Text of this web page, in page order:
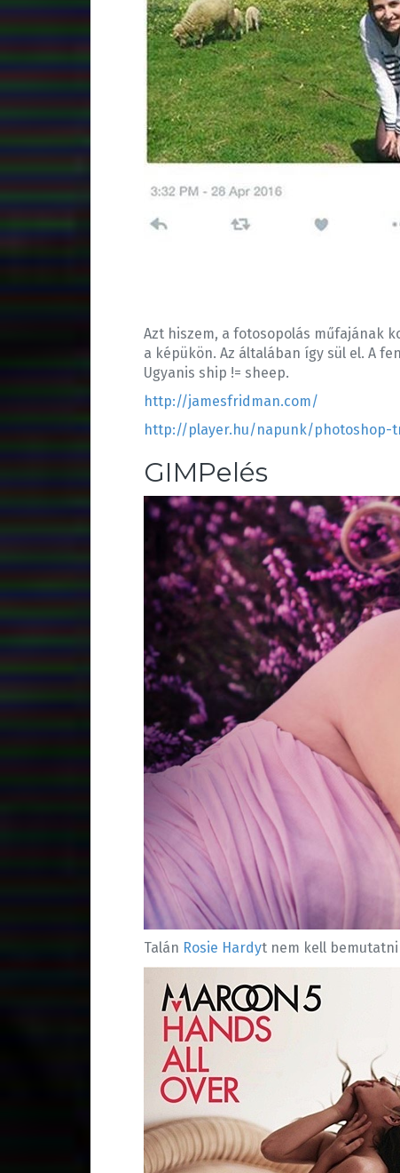
Azt hiszem, a fotosopolás műfajának
a képükön. Az általában így sül el. A
Ugyanis ship != sheep.
http://jamesfridman.com/
http://player.hu/napunk/photoshop-
GIMPelés
Talán Rosie Hardyt nem kell